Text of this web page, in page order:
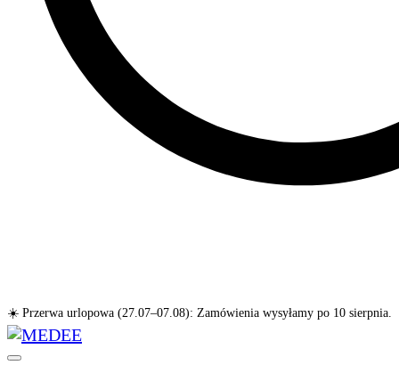
☀️ Przerwa urlopowa (27.07–07.08): Zamówienia wysyłamy po 10 sierpnia.